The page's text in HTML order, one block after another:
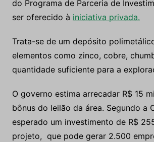
do Programa de Parceria de
ser oferecido à iniciativa privada.
Trata-se de um depósito
elementos como zinco, cobre,
quantidade suficiente para a
O governo estima arrecadar R$ 15
bônus do leilão da área. Segundo a
esperado um investimento de R$
projeto, que pode gerar 2.500